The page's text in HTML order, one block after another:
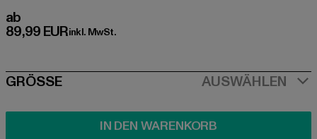
ab
89,99 EUR
Derzeitiger Preis: ab 89,99 EUR
inkl. MwSt.
SIZE
GRÖSSE AUSWÄHLEN
IN DEN WARENKORB